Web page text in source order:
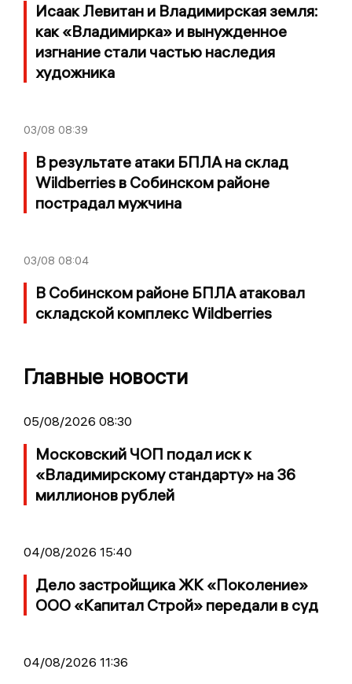
Исаак Левитан и Владимирская земля:
как «Владимирка» и вынужденное
изгнание стали частью наследия
художника
03/08 08:39
В результате атаки БПЛА на склад
Wildberries в Собинском районе
пострадал мужчина
03/08 08:04
В Собинском районе БПЛА атаковал
складской комплекс Wildberries
Главные новости
05/08/2026 08:30
Московский ЧОП подал иск к
«Владимирскому стандарту» на 36
миллионов рублей
04/08/2026 15:40
Дело застройщика ЖК «Поколение»
ООО «Капитал Строй» передали в суд
04/08/2026 11:36